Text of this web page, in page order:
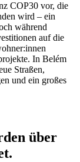
COP30 vor, die
wird – ein
während
auf die
In Belém
Straßen,
und ein großes
über